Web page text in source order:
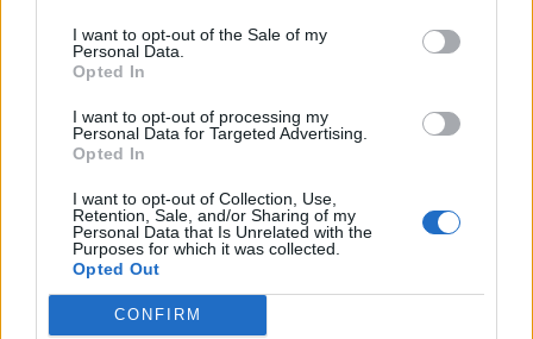
I want to opt-out of the Sale of my
Personal Data.
Opted In
I want to opt-out of processing my
Personal Data for Targeted Advertising.
Opted In
I want to opt-out of Collection, Use,
Retention, Sale, and/or Sharing of my
Personal Data that Is Unrelated with the
Purposes for which it was collected.
Opted Out
CONFIRM